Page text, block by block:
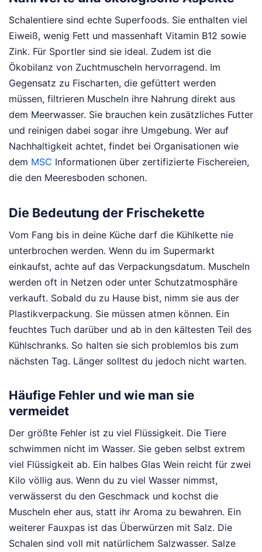
Schalentiere sind echte Superfoods. Sie enthalten viel
Eiweiß, wenig Fett und massenhaft Vitamin B12 sowie
Zink. Für Sportler sind sie ideal. Zudem ist die
Ökobilanz von Zuchtmuscheln hervorragend. Im
Gegensatz zu Fischarten, die gefüttert werden
müssen, filtrieren Muscheln ihre Nahrung direkt aus
dem Meerwasser. Sie brauchen kein zusätzliches Futter
und reinigen dabei sogar ihre Umgebung. Wer auf
Nachhaltigkeit achtet, findet bei Organisationen wie
dem MSC Informationen über zertifizierte Fischereien,
die den Meeresboden schonen.
Die Bedeutung der Frischekette
Vom Fang bis in deine Küche darf die Kühlkette nie
unterbrochen werden. Wenn du im Supermarkt
einkaufst, achte auf das Verpackungsdatum. Muscheln
werden oft in Netzen oder unter Schutzatmosphäre
verkauft. Sobald du zu Hause bist, nimm sie aus der
Plastikverpackung. Sie müssen atmen können. Ein
feuchtes Tuch darüber und ab in den kältesten Teil des
Kühlschranks. So halten sie sich problemlos bis zum
nächsten Tag. Länger solltest du jedoch nicht warten.
Häufige Fehler und wie man sie
vermeidet
Der größte Fehler ist zu viel Flüssigkeit. Die Tiere
schwimmen nicht im Wasser. Sie geben selbst extrem
viel Flüssigkeit ab. Ein halbes Glas Wein reicht für zwei
Kilo völlig aus. Wenn du zu viel Wasser nimmst,
verwässerst du den Geschmack und kochst die
Muscheln eher aus, statt ihr Aroma zu bewahren. Ein
weiterer Fauxpas ist das Überwürzen mit Salz. Die
Schalen sind voll mit natürlichem Salzwasser. Salze